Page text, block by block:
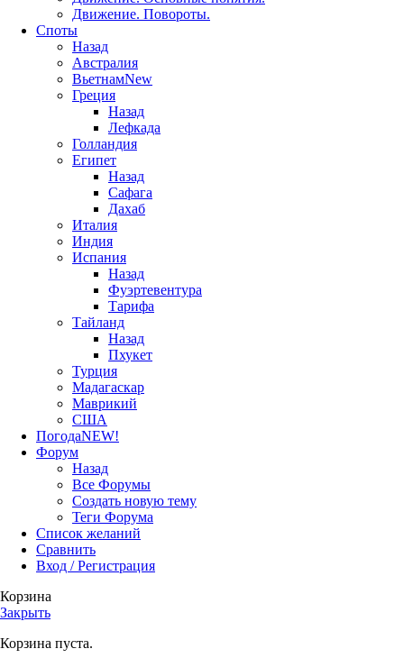
Движение. Повороты.
Споты
Назад
Австралия
ВьетнамNew
Греция
Назад
Лефкада
Голландия
Египет
Назад
Сафага
Дахаб
Италия
Индия
Испания
Назад
Фуэртевентура
Тарифа
Тайланд
Назад
Пхукет
Турция
Мадагаскар
Маврикий
США
ПогодаNEW!
Форум
Назад
Все Форумы
Создать новую тему
Теги Форума
Список желаний
Сравнить
Вход / Регистрация
Корзина
Закрыть
Корзина пуста.